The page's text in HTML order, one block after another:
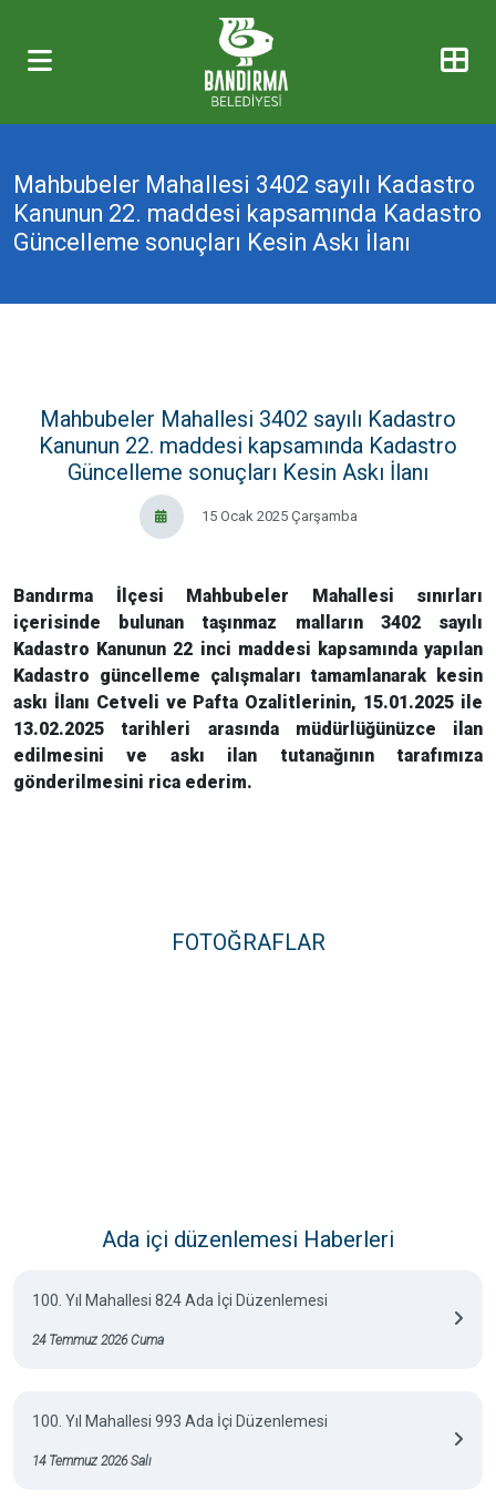
Mahbubeler Mahallesi 3402 sayılı Kadastro
Kanunun 22. maddesi kapsamında Kadastro
Güncelleme sonuçları Kesin Askı İlanı
Mahbubeler Mahallesi 3402 sayılı Kadastro
Kanunun 22. maddesi kapsamında Kadastro
Güncelleme sonuçları Kesin Askı İlanı
15 Ocak 2025 Çarşamba
Bandırma İlçesi Mahbubeler Mahallesi sınırları
içerisinde bulunan taşınmaz malların 3402 sayılı
Kadastro Kanunun 22 inci maddesi kapsamında yapılan
Kadastro güncelleme çalışmaları tamamlanarak kesin
askı İlanı Cetveli ve Pafta Ozalitlerinin, 15.01.2025 ile
13.02.2025 tarihleri arasında müdürlüğünüzce ilan
edilmesini ve askı ilan tutanağının tarafımıza
gönderilmesini rica ederim.
FOTOĞRAFLAR
Ada içi düzenlemesi Haberleri
100. Yıl Mahallesi 824 Ada İçi Düzenlemesi
24 Temmuz 2026 Cuma
100. Yıl Mahallesi 993 Ada İçi Düzenlemesi
14 Temmuz 2026 Salı